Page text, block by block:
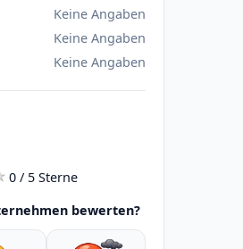
Keine Angaben
Keine Angaben
Keine Angaben
0 / 5 Sterne
bewerten?